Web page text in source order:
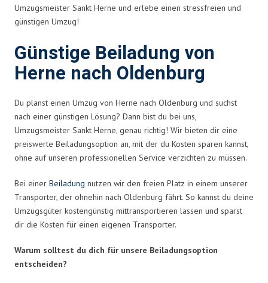
Umzugsmeister Sankt Herne und erlebe einen stressfreien und
günstigen Umzug!
Günstige Beiladung von
Herne nach Oldenburg
Du planst einen Umzug von Herne nach Oldenburg und suchst
nach einer günstigen Lösung? Dann bist du bei uns,
Umzugsmeister Sankt Herne, genau richtig! Wir bieten dir eine
preiswerte Beiladungsoption an, mit der du Kosten sparen kannst,
ohne auf unseren professionellen Service verzichten zu müssen.
Bei einer Beiladung nutzen wir den freien Platz in einem unserer
Transporter, der ohnehin nach Oldenburg fährt. So kannst du deine
Umzugsgüter kostengünstig mittransportieren lassen und sparst
dir die Kosten für einen eigenen Transporter.
Warum solltest du dich für unsere Beiladungsoption
entscheiden?